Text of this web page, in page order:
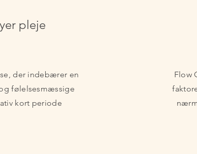
pleje
der indebærer en
følelsesmæssige
kort periode
Flow